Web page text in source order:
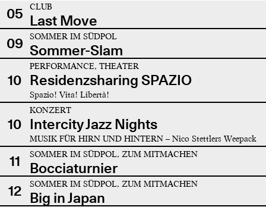
05 CLUB
Last Move
09
SOMMER IM SÜDPOL
Sommer-Slam
10
PERFORMANCE, THEATER
Residenzsharing SPAZIO
Spazio! Vita! Libertà!
10
KONZERT
Intercity Jazz Nights
MUSIK FÜR HIRN UND HINTERN – Nico Stettlers Weepack
11 SOMMER IM SÜDPOL, ZUM MITMACHEN
Bocciaturnier
12
SOMMER IM SÜDPOL, ZUM MITMACHEN
Big in Japan